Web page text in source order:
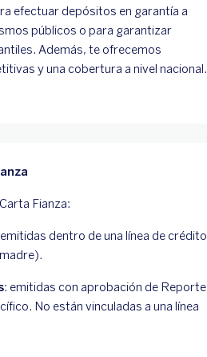
efectuar depósitos en garantía a
públicos o para garantizar
Además, te ofrecemos
y una cobertura a nivel nacional.
Fianza:
dentro de una línea de crédito
: emitidas con aprobación de Reporte
No están vinculadas a una línea